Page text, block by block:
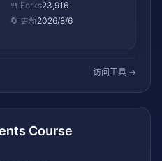
🍴 Forks23,916
🔄 更新2026/8/6
访问工具 →
Course